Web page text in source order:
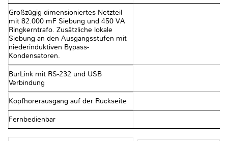
Großzügig dimensioniertes Netzteil
mit 82.000 mF Siebung und 450 VA
Ringkerntrafo. Zusätzliche lokale
Siebung an den Ausgangsstufen mit
niederinduktiven Bypass-
Kondensatoren.
BurLink mit RS-232 und USB
Verbindung
Kopfhörerausgang auf der Rückseite
Fernbedienbar